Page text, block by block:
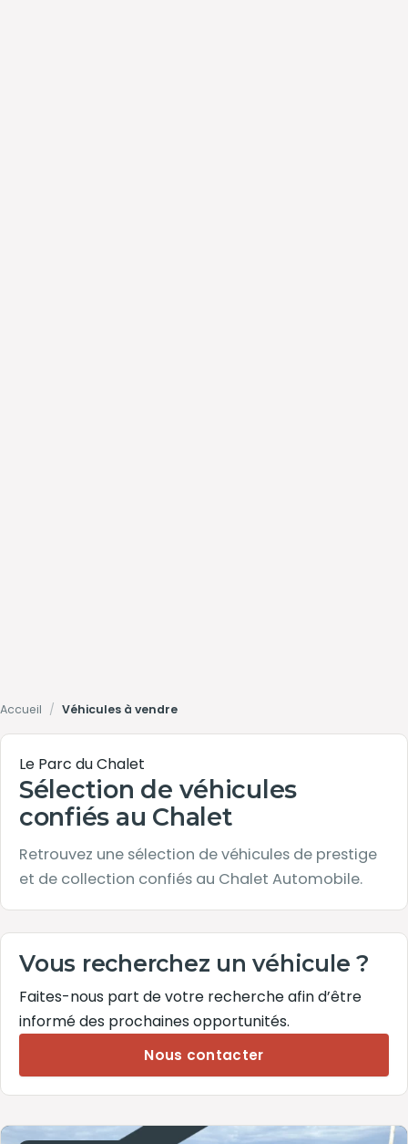
Accueil / Véhicules à vendre
Le Parc du Chalet
Sélection de véhicules
confiés au Chalet
Retrouvez une sélection de véhicules de prestige
et de collection confiés au Chalet Automobile.
Vous recherchez un véhicule ?
Faites-nous part de votre recherche afin d’être
informé des prochaines opportunités.
Nous contacter